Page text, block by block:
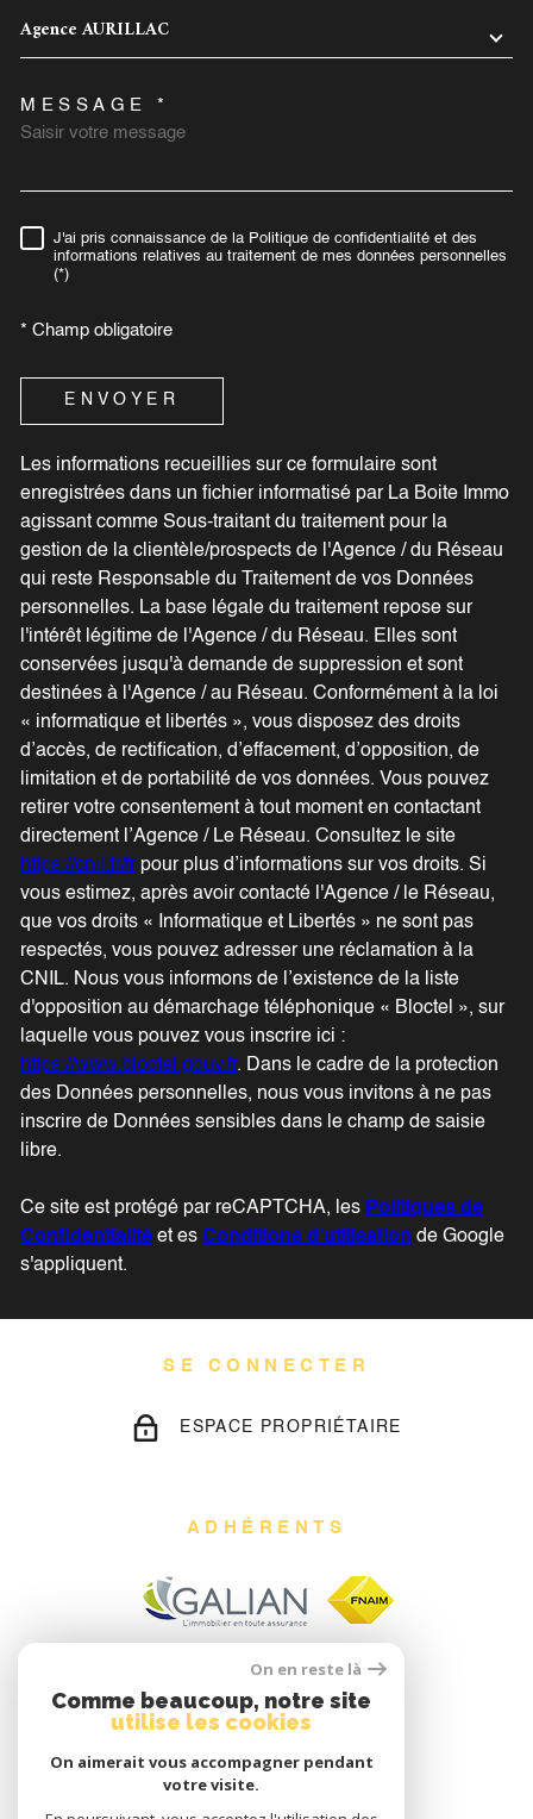
Agence AURILLAC
MESSAGE *
RÈGLEMENTATION
J'ai pris connaissance de la Politique de confidentialité et des
informations relatives au traitement de mes données personnelles
(*)
* Champ obligatoire
ENVOYER
Les informations recueillies sur ce formulaire sont
enregistrées dans un fichier informatisé par La Boite Immo
agissant comme Sous-traitant du traitement pour la
gestion de la clientèle/prospects de l'Agence / du Réseau
qui reste Responsable du Traitement de vos Données
personnelles. La base légale du traitement repose sur
l'intérêt légitime de l'Agence / du Réseau. Elles sont
conservées jusqu'à demande de suppression et sont
destinées à l'Agence / au Réseau. Conformément à la loi
« informatique et libertés », vous disposez des droits
d’accès, de rectification, d’effacement, d’opposition, de
limitation et de portabilité de vos données. Vous pouvez
retirer votre consentement à tout moment en contactant
directement l’Agence / Le Réseau. Consultez le site
https://cnil.fr/frpour plus d’informations sur vos droits. Si
vous estimez, après avoir contacté l'Agence / le Réseau,
que vos droits « Informatique et Libertés » ne sont pas
respectés, vous pouvez adresser une réclamation à la
CNIL. Nous vous informons de l’existence de la liste
d'opposition au démarchage téléphonique « Bloctel », sur
laquelle vous pouvez vous inscrire ici :
https://www.bloctel.gouv.fr. Dans le cadre de la protection
des Données personnelles, nous vous invitons à ne pas
inscrire de Données sensibles dans le champ de saisie
libre.
Ce site est protégé par reCAPTCHA, les Politiques de
Confidentialité et es Conditions d'utilisation de Google
s'appliquent.
SE CONNECTER
ESPACE PROPRIÉTAIRE
ADHÉRENTS
On en reste là
Comme beaucoup, notre site
utilise les cookies
On aimerait vous accompagner pendant
votre visite.